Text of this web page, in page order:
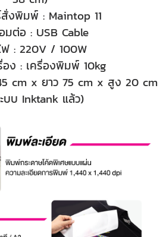
งพิมพ์ : Maintop 11
มต่อ : USB Cable
ฟ : 220V / 100W
อง : เครื่องพิมพ์ 10kg
cm x ยาว 75 cm x สูง 20 cm
บบ Inktank แล้ว)